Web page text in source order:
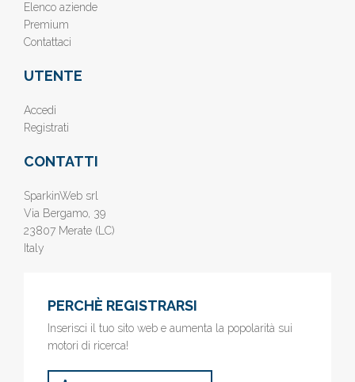
Elenco aziende
Premium
Contattaci
UTENTE
Accedi
Registrati
CONTATTI
SparkinWeb srl
Via Bergamo, 39
23807 Merate (LC)
Italy
PERCHÈ REGISTRARSI
Inserisci il tuo sito web e aumenta la popolarità sui
motori di ricerca!